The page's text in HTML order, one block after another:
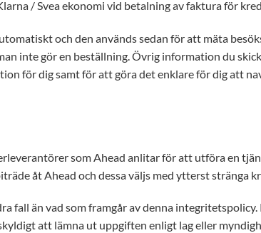
/ Svea ekonomi vid betalning av faktura för
och den används sedan för att mäta
inte gör en beställning. Övrig information du
för dig samt för att göra det enklare för dig att
som Ahead anlitar för att utföra en
åt Ahead och dessa väljs med ytterst stränga
fall än vad som framgår av denna
att lämna ut uppgiften enligt lag eller